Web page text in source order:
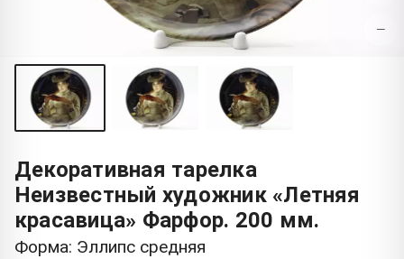
−
Декоративная тарелка
Неизвестный художник «Летняя
красавица» Фарфор. 200 мм.
Форма: Эллипс средняя